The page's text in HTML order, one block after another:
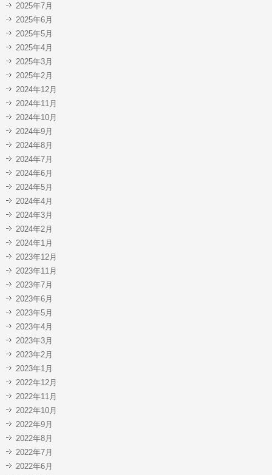
2025年7月
2025年6月
2025年5月
2025年4月
2025年3月
2025年2月
2024年12月
2024年11月
2024年10月
2024年9月
2024年8月
2024年7月
2024年6月
2024年5月
2024年4月
2024年3月
2024年2月
2024年1月
2023年12月
2023年11月
2023年7月
2023年6月
2023年5月
2023年4月
2023年3月
2023年2月
2023年1月
2022年12月
2022年11月
2022年10月
2022年9月
2022年8月
2022年7月
2022年6月